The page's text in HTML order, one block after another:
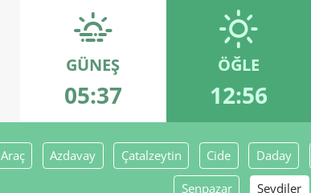
GÜNEŞ
05:37
ÖĞLE
12:56
Araç Azdavay Çatalzeytin Cide Daday
Şenpazar Seydiler